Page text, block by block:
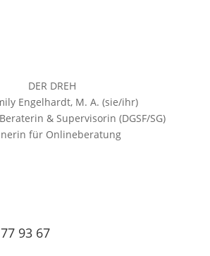
DER DREH
Engelhardt, M. A. (sie/ihr)
& Supervisorin (DGSF/SG)
für Onlineberatung
93 67